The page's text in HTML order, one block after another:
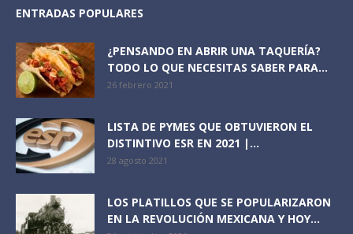
ENTRADAS POPULARES
¿PENSANDO EN ABRIR UNA TAQUERÍA?
TODO LO QUE NECESITAS SABER PARA...
26 febrero 2021
LISTA DE PYMES QUE OBTUVIERON EL
DISTINTIVO ESR EN 2021 |...
28 agosto 2021
LOS PLATILLOS QUE SE POPULARIZARON
EN LA REVOLUCIÓN MEXICANA Y HOY...